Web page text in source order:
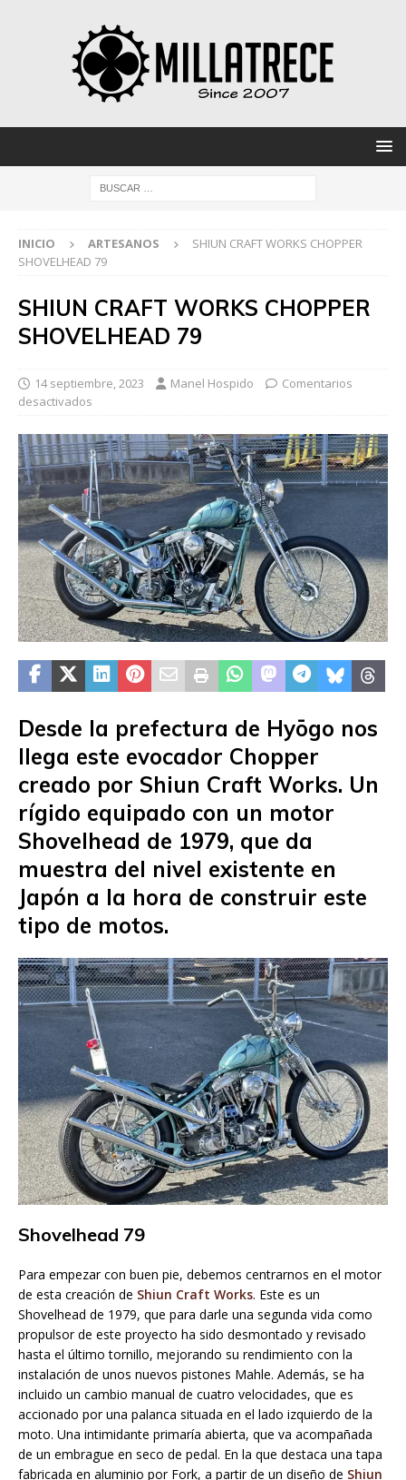
INICIO ARTESANOS
SHIUN CRAFT WORKS CHOPPER
SHOVELHEAD 79
SHIUN CRAFT WORKS CHOPPER
SHOVELHEAD 79
14 septiembre, 2023 Manel Hospido
Comentarios
desactivados
Desde la prefectura de Hyōgo nos
llega este evocador Chopper
creado por Shiun Craft Works. Un
rígido equipado con un motor
Shovelhead de 1979, que da
muestra del nivel existente en
Japón a la hora de construir este
tipo de motos.
Shovelhead 79
Para empezar con buen pie, debemos centrarnos en el motor
de esta creación de Shiun Craft Works. Este es un
Shovelhead de 1979, que para darle una segunda vida como
propulsor de este proyecto ha sido desmontado y revisado
hasta el último tornillo, mejorando su rendimiento con la
instalación de unos nuevos pistones Mahle. Además, se ha
incluido un cambio manual de cuatro velocidades, que es
accionado por una palanca situada en el lado izquierdo de la
moto. Una intimidante primaría abierta, que va acompañada
de un embrague en seco de pedal. En la que destaca una tapa
fabricada en aluminio por Fork, a partir de un diseño de Shiun